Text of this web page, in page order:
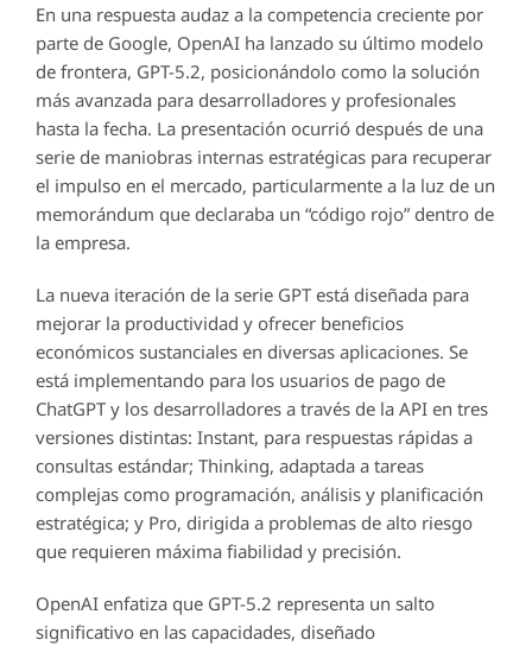
En una respuesta audaz a la competencia creciente por
parte de Google, OpenAI ha lanzado su último modelo
de frontera, GPT-5.2, posicionándolo como la solución
más avanzada para desarrolladores y profesionales
hasta la fecha. La presentación ocurrió después de una
serie de maniobras internas estratégicas para recuperar
el impulso en el mercado, particularmente a la luz de un
memorándum que declaraba un “código rojo” dentro de
la empresa.
La nueva iteración de la serie GPT está diseñada para
mejorar la productividad y ofrecer beneficios
económicos sustanciales en diversas aplicaciones. Se
está implementando para los usuarios de pago de
ChatGPT y los desarrolladores a través de la API en tres
versiones distintas: Instant, para respuestas rápidas a
consultas estándar; Thinking, adaptada a tareas
complejas como programación, análisis y planificación
estratégica; y Pro, dirigida a problemas de alto riesgo
que requieren máxima fiabilidad y precisión.
OpenAI enfatiza que GPT-5.2 representa un salto
significativo en las capacidades, diseñado